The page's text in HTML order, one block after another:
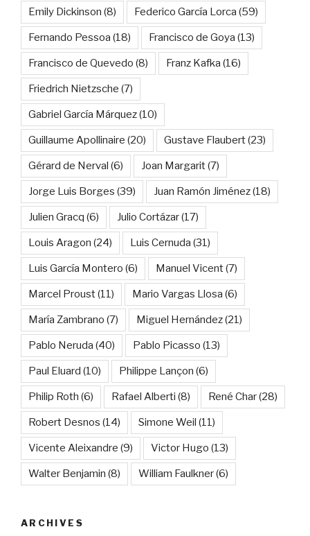
Emily Dickinson (8) Federico García Lorca (59)
Fernando Pessoa (18) Francisco de Goya (13)
Francisco de Quevedo (8) Franz Kafka (16)
Friedrich Nietzsche (7)
Gabriel García Márquez(10)
Guillaume Apollinaire (20) Gustave Flaubert(23)
Gérard de Nerval (6) Joan Margarit(7)
Jorge Luis Borges (39) Juan Ramón Jiménez(18)
Julien Gracq (6) Julio Cortázar(17)
Louis Aragon (24) Luis Cernuda (31)
Luis García Montero (6) Manuel Vicent(7)
Marcel Proust(11) Mario Vargas Llosa (6)
María Zambrano (7) Miguel Hernández(21)
Pablo Neruda (40) Pablo Picasso (13)
Paul Eluard (10) Philippe Lançon (6)
Philip Roth (6) Rafael Alberti (8) René Char(28)
Robert Desnos (14) Simone Weil (11)
Vicente Aleixandre (9) Victor Hugo (13)
Walter Benjamin (8) William Faulkner(6)
ARCHIVES